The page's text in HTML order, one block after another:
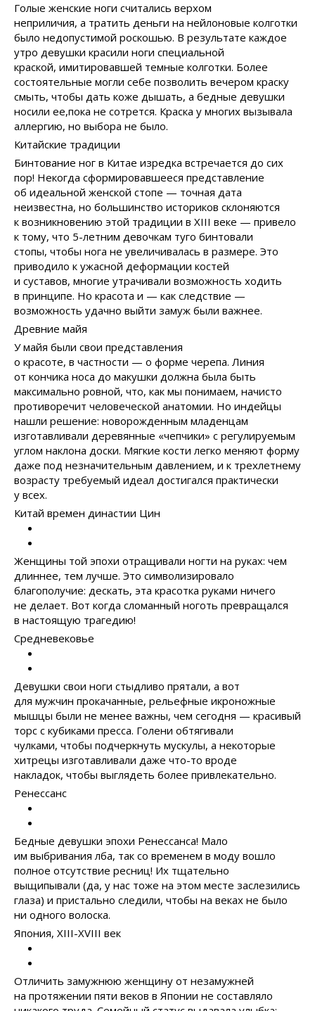
Голые женские ноги считались верхом
неприличия, а тратить деньги на нейлоновые колготки
было недопустимой роскошью. В результате каждое
утро девушки красили ноги специальной
краской, имитировавшей темные колготки. Более
состоятельные могли себе позволить вечером краску
смыть, чтобы дать коже дышать, а бедные девушки
носили ее,пока не сотрется. Краска у многих вызывала
аллергию, но выбора не было.
Китайские традиции
Бинтование ног в Китае изредка встречается до сих
пор! Некогда сформировавшееся представление
об идеальной женской стопе — точная дата
неизвестна, но большинство историков склоняются
к возникновению этой традиции в ХIII веке — привело
к тому, что 5-летним девочкам туго бинтовали
стопы, чтобы нога не увеличивалась в размере. Это
приводило к ужасной деформации костей
и суставов, многие утрачивали возможность ходить
в принципе. Но красота и — как следствие —
возможность удачно выйти замуж были важнее.
Древние майя
У майя были свои представления
о красоте, в частности — о форме черепа. Линия
от кончика носа до макушки должна была быть
максимально ровной, что, как мы понимаем, начисто
противоречит человеческой анатомии. Но индейцы
нашли решение: новорожденным младенцам
изготавливали деревянные «чепчики» с регулируемым
углом наклона доски. Мягкие кости легко меняют форму
даже под незначительным давлением, и к трехлетнему
возрасту требуемый идеал достигался практически
у всех.
Китай времен династии Цин
Женщины той эпохи отращивали ногти на руках: чем
длиннее, тем лучше. Это символизировало
благополучие: дескать, эта красотка руками ничего
не делает. Вот когда сломанный ноготь превращался
в настоящую трагедию!
Средневековье
Девушки свои ноги стыдливо прятали, а вот
для мужчин прокачанные, рельефные икроножные
мышцы были не менее важны, чем сегодня — красивый
торс с кубиками пресса. Голени обтягивали
чулками, чтобы подчеркнуть мускулы, а некоторые
хитрецы изготавливали даже что-то вроде
накладок, чтобы выглядеть более привлекательно.
Ренессанс
Бедные девушки эпохи Ренессанса! Мало
им выбривания лба, так со временем в моду вошло
полное отсутствие ресниц! Их тщательно
выщипывали (да, у нас тоже на этом месте заслезились
глаза) и пристально следили, чтобы на веках не было
ни одного волоска.
Япония, XIII-XVIII век
Отличить замужнюю женщину от незамужней
на протяжении пяти веков в Японии не составляло